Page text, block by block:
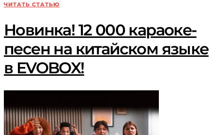
ЧИТАТЬ СТАТЬЮ
Новинка! 12 000 караоке-
песен на китайском языке
в EVOBOX!